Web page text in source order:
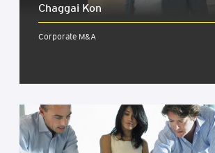
Chag­gai Kon
Corporate M&A